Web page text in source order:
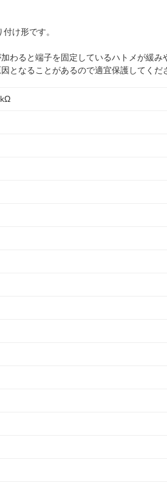
け形です。
わると端子を固定しているハトメが緩み
となることがあるので適宜保護してくだ